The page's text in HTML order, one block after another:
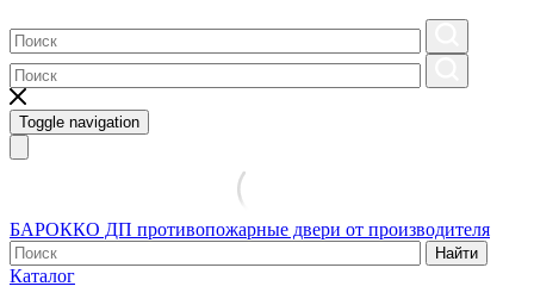
Toggle navigation
БАРОККО ДП противопожарные двери от производителя
Найти
Каталог